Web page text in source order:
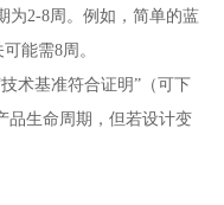
为2-8周。例如，简单的蓝
能需8周。
术基准符合证明”（可下
品生命周期，但若设计变